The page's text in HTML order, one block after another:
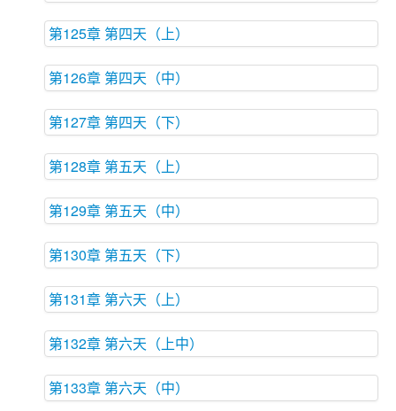
第125章 第四天（上）
第126章 第四天（中）
第127章 第四天（下）
第128章 第五天（上）
第129章 第五天（中）
第130章 第五天（下）
第131章 第六天（上）
第132章 第六天（上中）
第133章 第六天（中）